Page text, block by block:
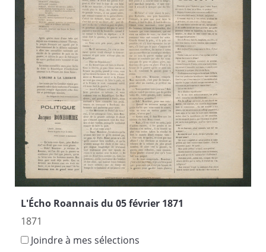
L'Écho Roannais du 05 février 1871
1871
Joindre à mes sélections